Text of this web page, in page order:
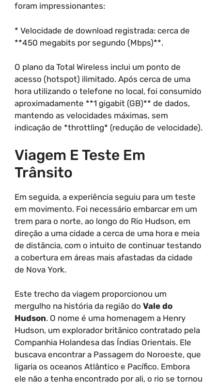
foram impressionantes:
* Velocidade de download registrada: cerca de
**450 megabits por segundo (Mbps)**.
O plano da Total Wireless inclui um ponto de
acesso (hotspot) ilimitado. Após cerca de uma
hora utilizando o telefone no local, foi consumido
aproximadamente **1 gigabit (GB)** de dados,
mantendo as velocidades máximas, sem
indicação de *throttling* (redução de velocidade).
Viagem E Teste Em
Trânsito
Em seguida, a experiência seguiu para um teste
em movimento. Foi necessário embarcar em um
trem para o norte, ao longo do Rio Hudson, em
direção a uma cidade a cerca de uma hora e meia
de distância, com o intuito de continuar testando
a cobertura em áreas mais afastadas da cidade
de Nova York.
Este trecho da viagem proporcionou um
mergulho na história da região do Vale do
Hudson. O nome é uma homenagem a Henry
Hudson, um explorador britânico contratado pela
Companhia Holandesa das Índias Orientais. Ele
buscava encontrar a Passagem do Noroeste, que
ligaria os oceanos Atlântico e Pacífico. Embora
ele não a tenha encontrado por ali, o rio se tornou